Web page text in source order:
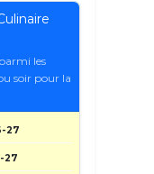
les
soir pour la
27
27